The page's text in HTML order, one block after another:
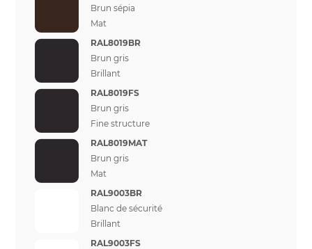
Brun sépia
Mat
RAL8019BR
Brun gris
Brillant
RAL8019FS
Brun gris
Fine structure
RAL8019MAT
Brun gris
Mat
RAL9003BR
Blanc de sécurité
Brillant
RAL9003FS